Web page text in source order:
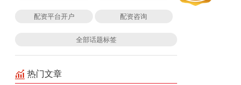
配资平台开户 配资咨询
全部话题标签
热门文章